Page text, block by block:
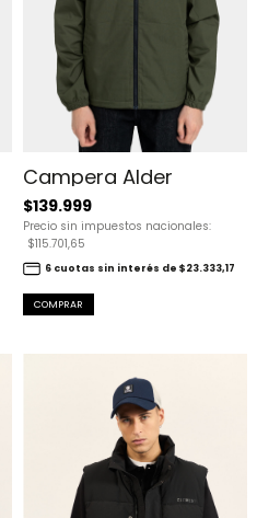
Campera Alder
$139.999
Precio sin impuestos nacionales:
$115.701,65
6 cuotas sin interés de $23.333,17
COMPRAR